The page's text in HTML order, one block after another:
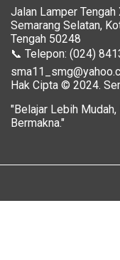
Jalan Lamper Tengah
Semarang Selatan,
Tengah 50248
📞 Telepon: (024)
Hak Cipta © 2024.
"Belajar Lebih
Bermakna."